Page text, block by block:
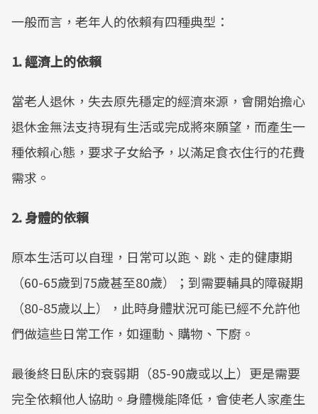
一般而言，老年人的依賴有四種典型：
1. 經濟上的依賴
當老人退休，失去原先穩定的經濟來源，會開始擔心
退休金無法支持現有生活或完成將來願望，而產生一
種依賴心態，要求子女給予，以滿足食衣住行的花費
需求。
2. 身體的依賴
原本生活可以自理，日常可以跑、跳、走的健康期
（60-65歲到75歲甚至80歲）；到需要輔具的障礙期
（80-85歲以上），此時身體狀況可能已經不允許他
們做這些日常工作，如運動、購物、下廚。
最後終日臥床的衰弱期（85-90歲或以上）更是需要
完全依賴他人協助。身體機能降低，會使老人家產生